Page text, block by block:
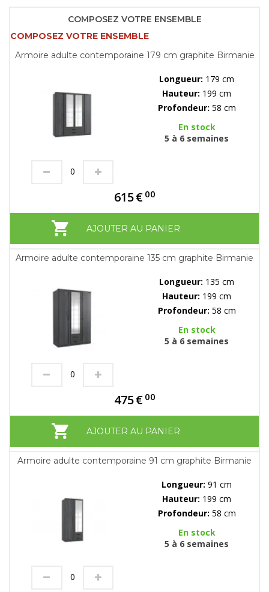
COMPOSEZ VOTRE ENSEMBLE
COMPOSEZ VOTRE ENSEMBLE
Armoire adulte contemporaine 179 cm graphite Birmanie
Longueur: 179 cm
Hauteur: 199 cm
Profondeur: 58 cm
En stock
5 à 6 semaines
615€ 00
AJOUTER AU PANIER
Armoire adulte contemporaine 135 cm graphite Birmanie
Longueur: 135 cm
Hauteur: 199 cm
Profondeur: 58 cm
En stock
5 à 6 semaines
475€ 00
AJOUTER AU PANIER
Armoire adulte contemporaine 91 cm graphite Birmanie
Longueur: 91 cm
Hauteur: 199 cm
Profondeur: 58 cm
En stock
5 à 6 semaines